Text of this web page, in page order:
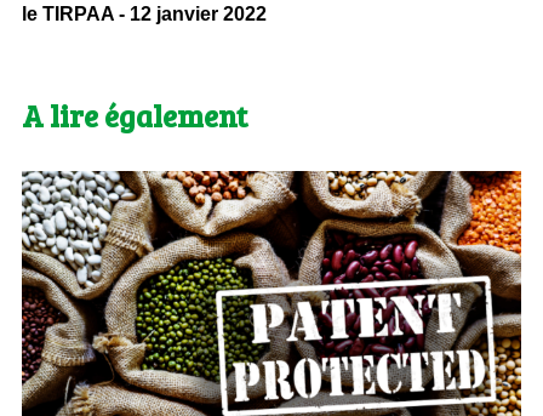
le TIRPAA - 12 janvier 2022
A lire également